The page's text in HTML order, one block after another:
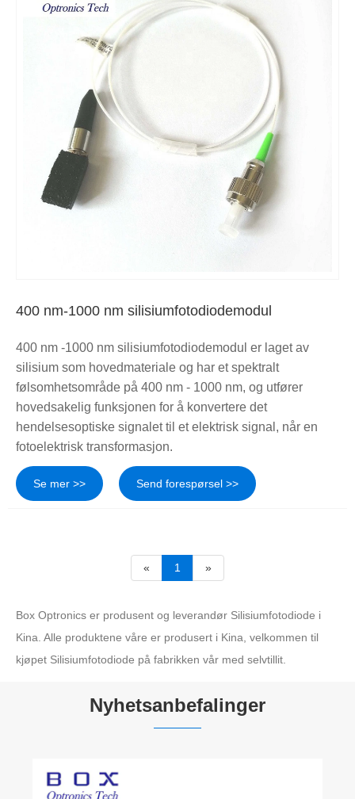
400 nm-1000 nm silisiumfotodiodemodul
400 nm -1000 nm silisiumfotodiodemodul er laget av
silisium som hovedmateriale og har et spektralt
følsomhetsområde på 400 nm - 1000 nm, og utfører
hovedsakelig funksjonen for å konvertere det
hendelsesoptiske signalet til et elektrisk signal, når en
fotoelektrisk transformasjon.
Se mer >> Send forespørsel >>
« 1 »
Box Optronics er produsent og leverandør Silisiumfotodiode i
Kina. Alle produktene våre er produsert i Kina, velkommen til
kjøpet Silisiumfotodiode på fabrikken vår med selvtillit.
Nyhetsanbefalinger